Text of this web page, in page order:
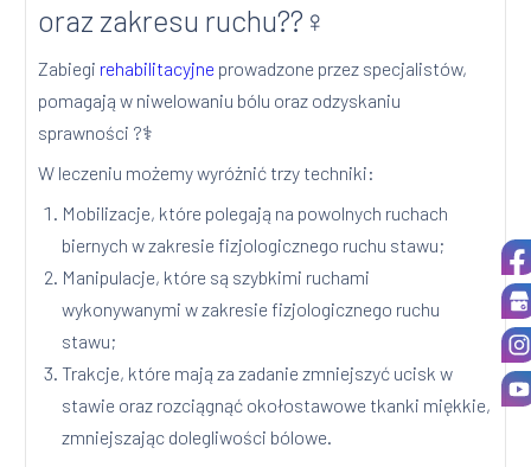
oraz zakresu ruchu??‍♀️
Zabiegi rehabilitacyjne prowadzone przez specjalistów,
pomagają w niwelowaniu bólu oraz odzyskaniu
sprawności ?‍⚕️
W leczeniu możemy wyróżnić trzy techniki:
Mobilizacje, które polegają na powolnych ruchach
biernych w zakresie fizjologicznego ruchu stawu;
Manipulacje, które są szybkimi ruchami
wykonywanymi w zakresie fizjologicznego ruchu
stawu;
Trakcje, które mają za zadanie zmniejszyć ucisk w
stawie oraz rozciągnąć okołostawowe tkanki miękkie,
zmniejszając dolegliwości bólowe.